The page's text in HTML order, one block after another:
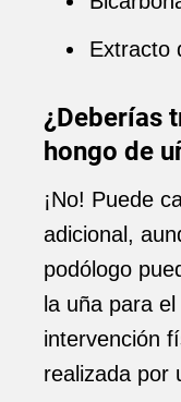
Extracto
¿Deberías
hongo de
¡No! Puede
adicional,
podólogo
la uña para
intervención
realizada por